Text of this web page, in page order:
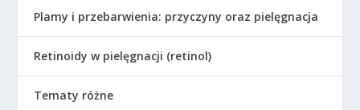
Plamy i przebarwienia: przyczyny oraz pielęgnacja
Retinoidy w pielęgnacji (retinol)
Tematy różne